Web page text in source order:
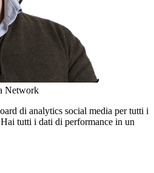
Network
di analytics social media per tutti i
tutti i dati di performance in un